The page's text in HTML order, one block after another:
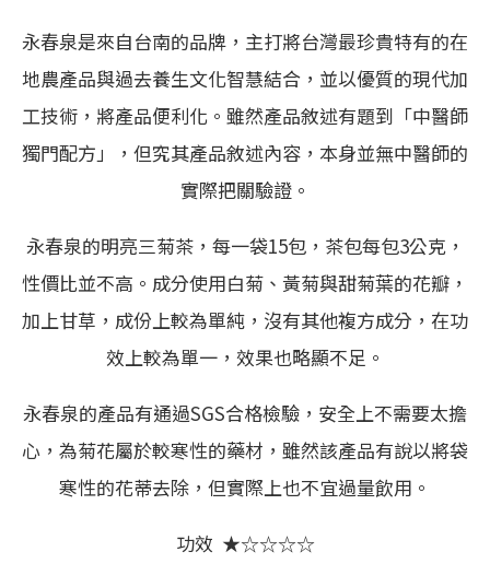
永春泉是來自台南的品牌，主打將台灣最珍貴特有的在
地農產品與過去養生文化智慧結合，並以優質的現代加
工技術，將產品便利化。雖然產品敘述有題到「中醫師
獨門配方」，但究其產品敘述內容，本身並無中醫師的
實際把關驗證。
永春泉的明亮三菊茶，每一袋15包，茶包每包3公克，
性價比並不高。成分使用白菊、黃菊與甜菊葉的花瓣，
加上甘草，成份上較為單純，沒有其他複方成分，在功
效上較為單一，效果也略顯不足。
永春泉的產品有通過SGS合格檢驗，安全上不需要太擔
心，為菊花屬於較寒性的藥材，雖然該產品有說以將袋
寒性的花蒂去除，但實際上也不宜過量飲用。
功效 ★☆☆☆☆